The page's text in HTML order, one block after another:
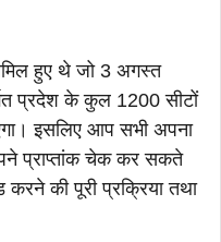
हुए थे जो 3 अगस्त
प्रदेश के कुल 1200 सीटों
इसलिए आप सभी अपना
प्राप्तांक चेक कर सकते
की पूरी प्रक्रिया तथा